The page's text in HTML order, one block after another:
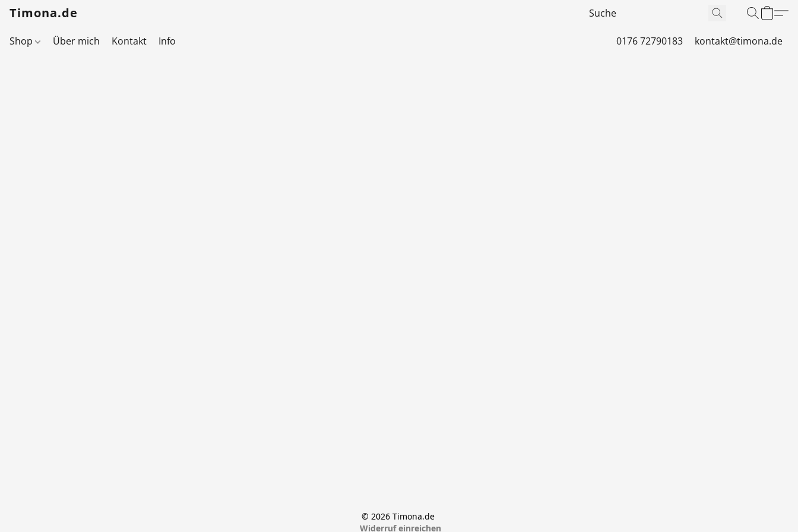
Timona.de
Shop Über mich Kontakt Info 0176 72790183 kontakt@timona.de
© 2026 Timona.de
Widerruf einreichen